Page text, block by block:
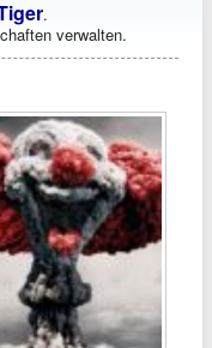
.
verwalten.